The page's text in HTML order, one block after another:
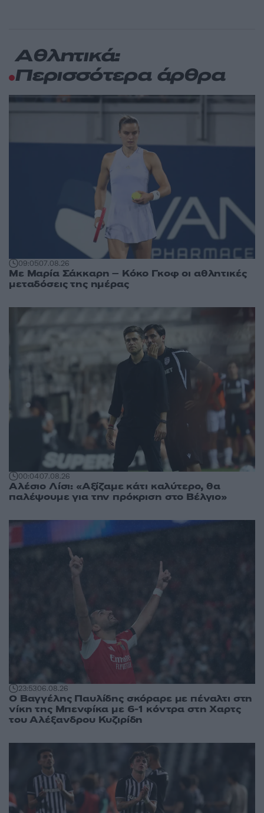
Αθλητικά:
Περισσότερα άρθρα
09:0507.08.26
Με Μαρία Σάκκαρη – Κόκο Γκοφ οι αθλητικές
μεταδόσεις της ημέρας
00:0407.08.26
Αλέσιο Λίσι: «Αξίζαμε κάτι καλύτερο, θα
παλέψουμε για την πρόκριση στο Βέλγιο»
23:5306.08.26
Ο Βαγγέλης Παυλίδης σκόραρε με πέναλτι στη
νίκη της Μπενφίκα με 6-1 κόντρα στη Χαρτς
του Αλέξανδρου Κυζιρίδη